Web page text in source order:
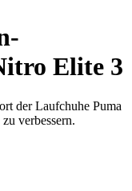
Elite 3
der Laufchuhe Puma
verbessern.